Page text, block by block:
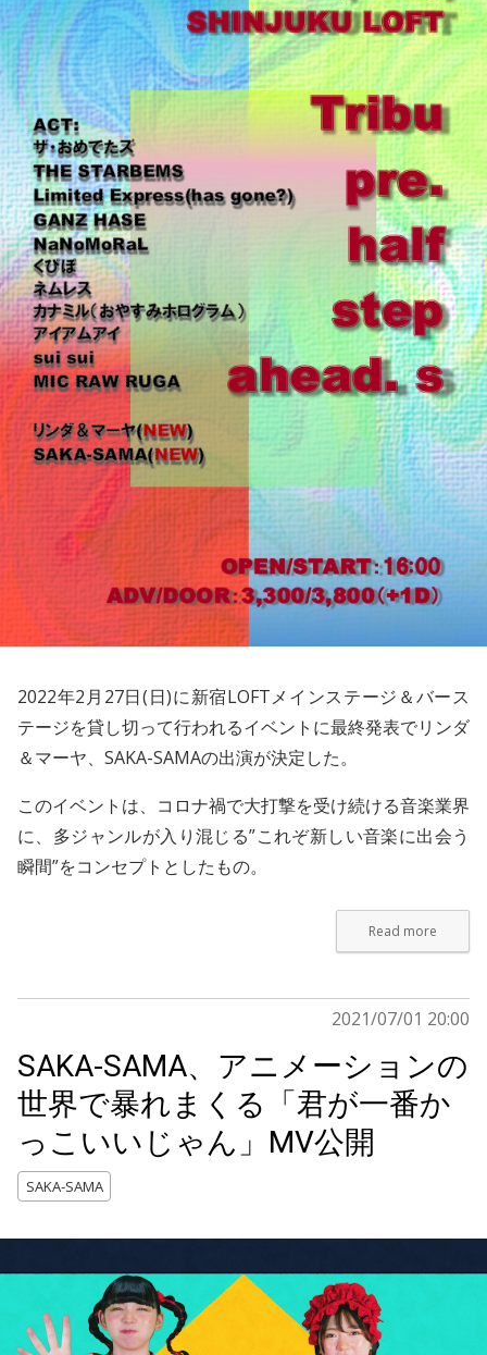
2022年2月27日(日)に新宿LOFTメインステージ＆バース
テージを貸し切って行われるイベントに最終発表でリンダ
＆マーヤ、 SAKA-SAMAの出演が決定した。
このイベントは、コロナ禍で大打撃を受け続ける音楽業界
に、多ジャンルが入り混じる”これぞ新しい音楽に出会う
瞬間”をコンセプトとしたもの。
Read more
2021/07/01 20:00
SAKA-SAMA、アニメーションの
世界で暴れまくる「君が一番か
っこいいじゃん」MV公開
SAKA-SAMA